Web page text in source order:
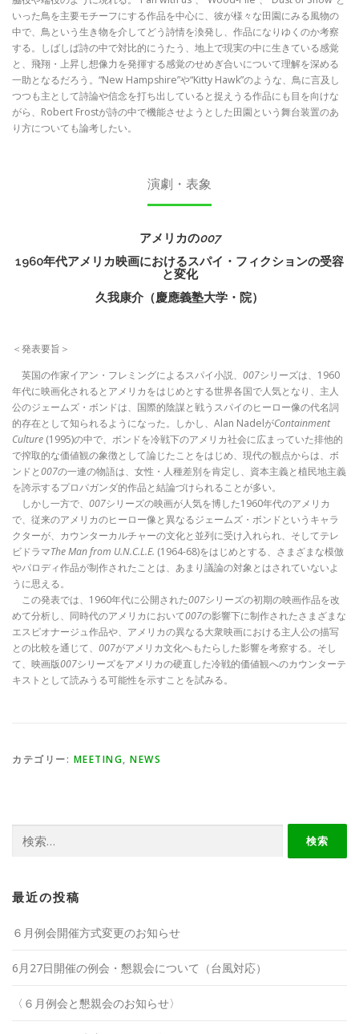
いった鳥を主要モチーフにする作品を中心に、彼が様々な田園にみる風物の
中で、鳥という生き物を介してどう詩情を渙発し、作品になりゆくのか考察
する。しばしば詩の中で対比的にうたう、地上で現実の中に生きている感覚
と、飛翔・上昇し想像力を発揮する感覚のせめぎ合いについて理解を深める
一助となるだろう。“New Hampshire”や“Kitty Hawk”のような、鳥に言及し
つつも主として詩論や信念を打ち出していると捉えうる作品にも目を向けな
がら、Robert Frostが詩の中で機能させようとした田園という舞台装置のあ
り方についても論考したい。
演劇・表象
アメリカの007
1960年代アメリカ映画におけるスパイ・フィクションの受容
と変化
久我康介（慶應義塾大学・院）
＜発表要旨＞
英国の作家イアン・フレミングによるスパイ小説、 007シリーズは、1960
年代に映画化されるとアメリカをはじめとする世界各国で人気となり、主人
公のジェームズ・ボンドは、国際的陰謀と戦うスパイのヒーロー像の代名詞
的存在として知られるようになった。しかし、Alan NadelがContainment
Culture (1995)の中で、ボンドを冷戦下のアメリカ社会に広まっていた排他的
で搾取的な価値観の象徴として論じたことをはじめ、現代の観点からは、ボ
ンドと007の一連の物語は、女性・人種差別を肯定し、資本主義と植民地主義
を誇示するプロパガンダ的作品と結論づけられることが多い。
しかし一方で、 007シリーズの映画が人気を博した1960年代のアメリカ
で、従来のアメリカのヒーロー像と異なるジェームズ・ボンドというキャラ
クターが、カウンターカルチャーの文化と並列に受け入れられ、そしてテレ
ビドラマThe Man from U.N.C.L.E. (1964-68)をはじめとする、さまざまな模倣
やパロディ作品が制作されたことは、あまり議論の対象とはされていないよ
うに思える。
この発表では、1960年代に公開された007シリーズの初期の映画作品を改
めて分析し、同時代のアメリカにおいて007の影響下に制作されたさまざまな
エスピオナージュ作品や、アメリカの異なる大衆映画における主人公の描写
との比較を通じて、 007がアメリカ文化へもたらした影響を考察する。そし
て、映画版007シリーズをアメリカの硬直した冷戦的価値観へのカウンターテ
キストとして読みうる可能性を示すことを試みる。
カテゴリー: MEETING, NEWS
索:
最近の投稿
６月例会開催方式変更のお知らせ
6月27日開催の例会・懇親会について（台風対応）
〈６月例会と懇親会のお知らせ〉